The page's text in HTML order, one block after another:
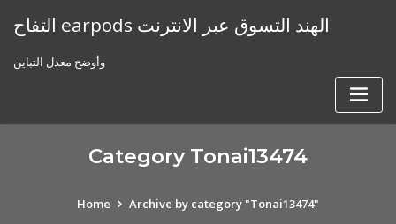
التفاح earpods الهند التسوق عبر الانترنت
وأوضح معدل التباين
Category Tonai13474
Home Archive by category "Tonai13474"